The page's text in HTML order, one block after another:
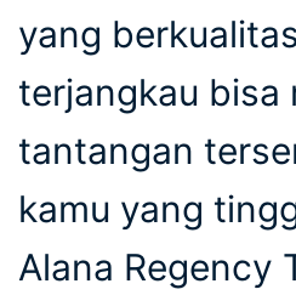
yang
terjangkau bisa
tantangan
kamu yang
Alana Regency